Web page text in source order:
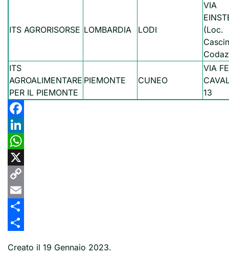
ITS AGRORISORSE LOMBARDIA LODI
VIA
(Loc.
ITS
AGROALIMENTARE
PER IL PIEMONTE
PIEMONTE CUNEO
VIA
13
Facebook
LinkedIn
WhatsApp
X
Copy
Link
Email
Share
Creato il 19 Gennaio 2023.